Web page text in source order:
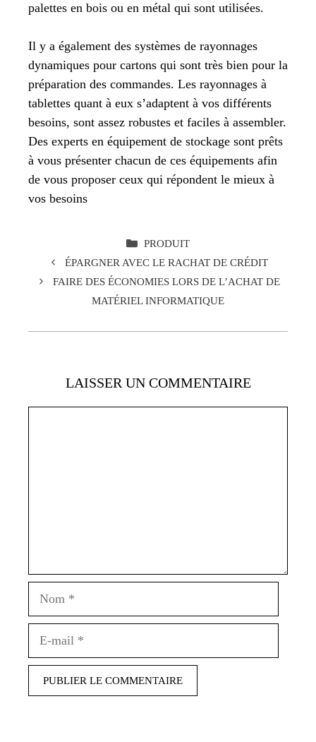
palettes en bois ou en métal qui sont utilisées.
Il y a également des systèmes de rayonnages
dynamiques pour cartons qui sont très bien pour la
préparation des commandes. Les rayonnages à
tablettes quant à eux s’adaptent à vos différents
besoins, sont assez robustes et faciles à assembler.
Des experts en équipement de stockage sont prêts
à vous présenter chacun de ces équipements afin
de vous proposer ceux qui répondent le mieux à
vos besoins
CATÉGORIES
PRODUIT
ÉPARGNER AVEC LE RACHAT DE CRÉDIT
FAIRE DES ÉCONOMIES LORS DE L’ACHAT DE
MATÉRIEL INFORMATIQUE
LAISSER UN COMMENTAIRE